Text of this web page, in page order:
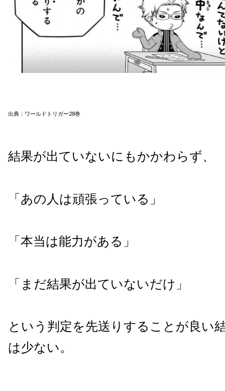
出典：ワールドトリガー28巻
結果が出ていないにもかかわらず、
「あの人は頑張っている」
「本当は能力がある」
「まだ結果が出ていないだけ」
という判定を先送りすることが良い
は少ない。